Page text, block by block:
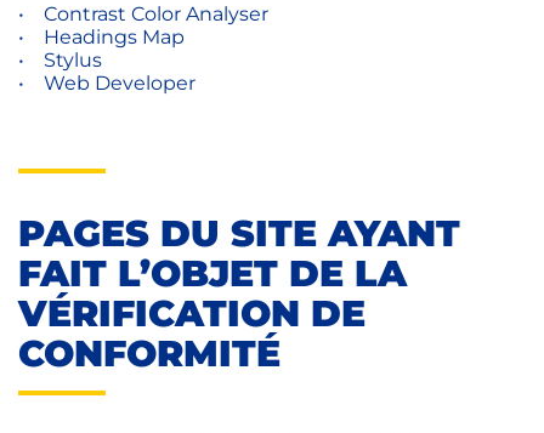
• Contrast Color Analyser
• Headings Map
• Stylus
• Web Developer
PAGES DU SITE AYANT
FAIT L’OBJET DE LA
VÉRIFICATION DE
CONFORMITÉ